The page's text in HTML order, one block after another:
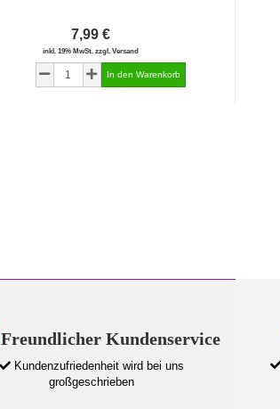
7,99 €
inkl. 19% MwSt. zzgl. Versand
Freundlicher Kundenservice
Kundenzufriedenheit wird bei uns
großgeschrieben